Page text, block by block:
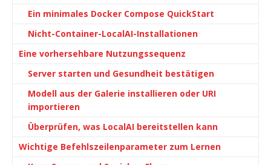
Ein minimales Docker Compose QuickStart
Nicht-Container-LocalAI-Installationen
Eine vorhersehbare Nutzungssequenz
Server starten und Gesundheit bestätigen
Modell aus der Galerie installieren oder URI
importieren
Überprüfen, was LocalAI bereitstellen kann
Wichtige Befehlszeilenparameter zum Lernen